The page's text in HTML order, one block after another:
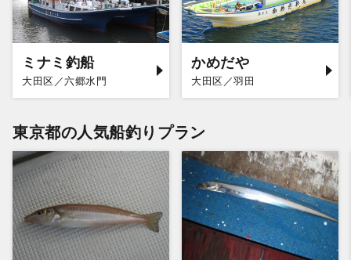
ミナミ釣船
大田区／六郷水門
かめだや
大田区／羽田
東京都の人気船釣りプラン